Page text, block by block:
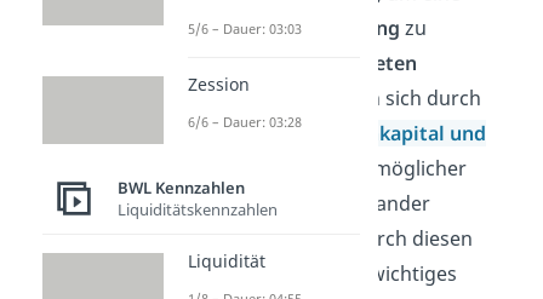
marktgerechte Verzinsung zu
gewichteten
Kapitalkosten
errechnen sich durch
eineFormel, in der
Eigenkapital und
abzüglich möglicher
Steuervorteile
gegeneinander
aufgewogen werden. Durch diesen
Schritt ist der WACC ein wichtiges
5/6 – Dauer: 03:03
Zession
6/6 – Dauer: 03:28
BWL Kennzahlen
Liquiditätskennzahlen
Liquidität